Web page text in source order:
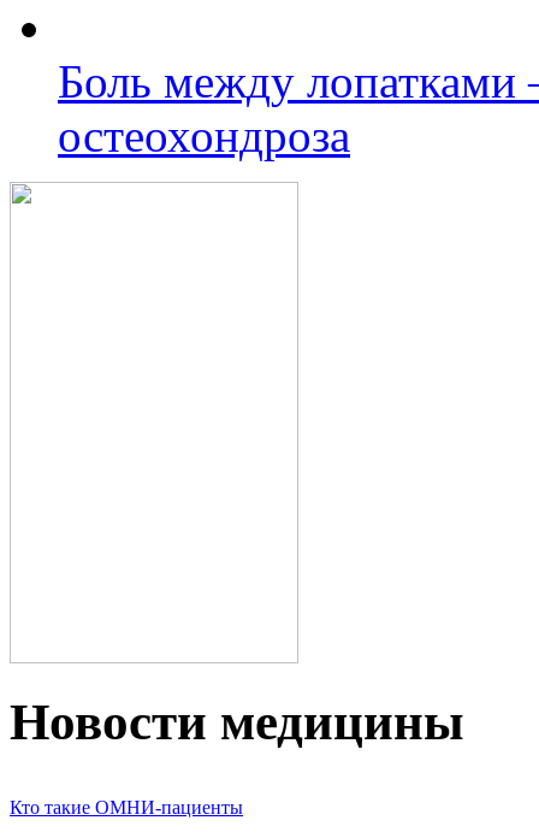
Боль между лопатками
остеохондроза
Новости медицины
Кто такие ОМНИ-пациенты